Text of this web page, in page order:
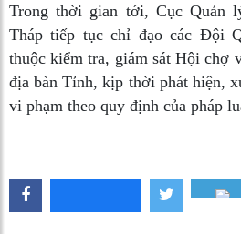
Trong thời gian tới, Cục Quản
Tháp tiếp tục chỉ đạo các Đội
thuộc kiểm tra, giám sát Hội chợ
địa bàn Tỉnh, kịp thời phát hiện,
vi phạm theo quy định của pháp